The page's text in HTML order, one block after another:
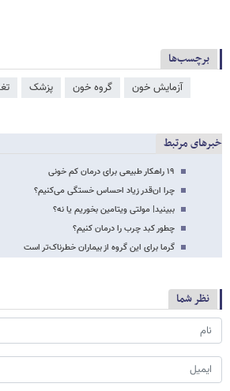
برچسب‌ها
آزمایش خون گروه خون پزشک
خبرهای مرتبط
۱۹ راهکار طبیعی برای درمان کم خونی
چرا ان‌قدر زیاد احساس خستگی می‌کنیم؟
ببینید| مولتی ویتامین بخوریم یا نه؟
چطور کبد چرب را درمان کنیم؟
گرما برای این گروه از بیماران خطرناک‌تر است
نظر شما